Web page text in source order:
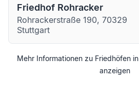
Friedhof Rohracker
Rohrackerstraße 190, 70329
Stuttgart
Mehr Informationen zu Friedhöfen in
anzeigen